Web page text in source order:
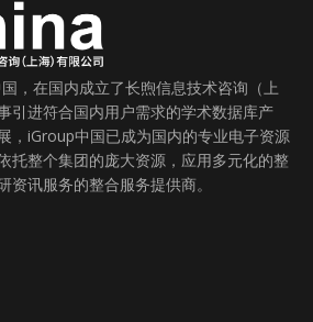
，在国内成立了长煦信息技术咨询（上
引进符合国内用户需求的学术数据库产
，iGroup中国已成为国内的专业电子资源
托整个集团的庞大资源，应用多元化的整
资讯服务的整合服务提供商。